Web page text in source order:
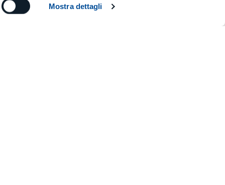
Mostra dettagli –